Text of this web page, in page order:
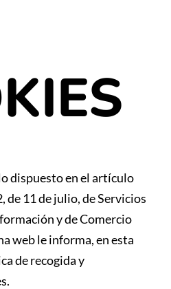
dispuesto en el artículo
de 11 de julio, de Servicios
y de Comercio
web le informa, en esta
de recogida y